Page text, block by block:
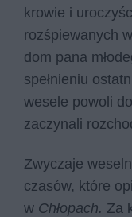
krowie i
rozśpiewanych
dom pana
spełnieniu
wesele powoli
zaczynali
Zwyczaje
czasów, które
w Chłopach. Za